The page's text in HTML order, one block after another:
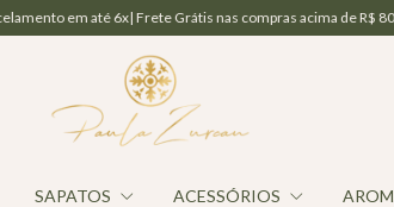
nas compras acima de R$ 800,00 | Cashback de 10%
SAPATOS ACESSÓRIOS